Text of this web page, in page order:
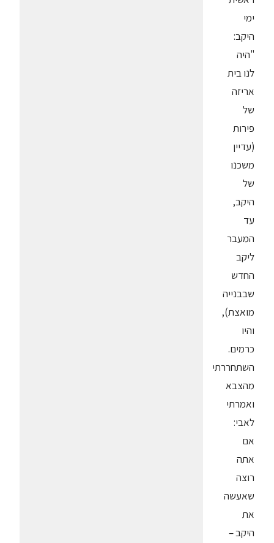
ימי
היקב:
"היה
לנו בית
אריזה
של
פירות
(עדיין
משכנו
של
היקב,
עד
המעבר
ליקב
החדש
שבבנייה
מואצת),
והיו
כרמים.
השתחררתי
מהצבא
ואמרתי
לאבי:
אם
אתה
רוצה
שאעשה
את
היקב –